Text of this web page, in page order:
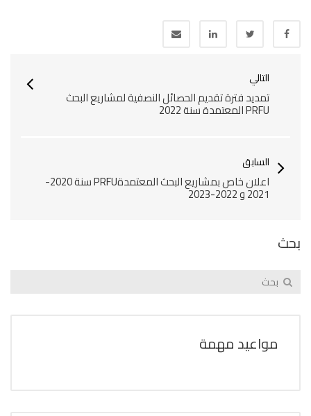
التالي
تمديد فترة تقديم الحصائل النصفية لمشاريع البحث
PRFU المعتمدة سنة 2022‎
السابق
اعلان خاص بمشاريع البحث المعتمدةPRFU سنة 2020-
2021 و 2022-2023‎
بحث
مواعيد مهمة